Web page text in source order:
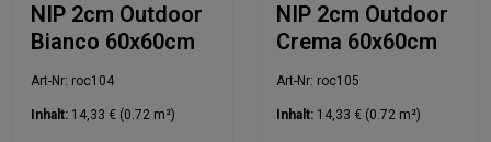
NIP 2cm Outdoor
Bianco 60x60cm
Art-Nr: roc104
Inhalt: 14,33 € (0.72 m²)
NIP 2cm Outdoor
Crema 60x60cm
Art-Nr: roc105
Inhalt: 14,33 € (0.72 m²)